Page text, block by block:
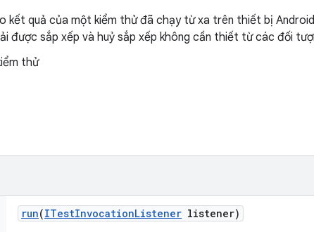
kết quả của một kiểm thử đã chạy từ xa trên thiết bị
được sắp xếp và huỷ sắp xếp không cần thiết từ các đối
thử
run(ITestInvocationListener listener)